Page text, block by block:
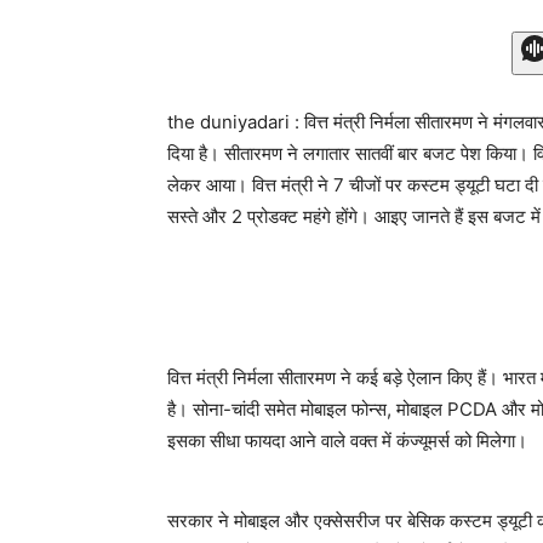
the duniyadari : वित्त मंत्री निर्मला सीतारमण ने
दिया है। सीतारमण ने लगातार सातवीं बार बजट पेश
लेकर आया। वित्त मंत्री ने 7 चीजों पर कस्टम ड्यूटी घटा
सस्ते और 2 प्रोडक्ट महंगे होंगे। आइए जानते हैं इस बजट
वित्त मंत्री निर्मला सीतारमण ने कई बड़े ऐलान किए हैं।
है। सोना-चांदी समेत मोबाइल फोन्स, मोबाइल PCDA और
इसका सीधा फायदा आने वाले वक्त में कंज्यूमर्स को मिलेगा।
सरकार ने मोबाइल और एक्सेसरीज पर बेसिक कस्टम ड्यूटी